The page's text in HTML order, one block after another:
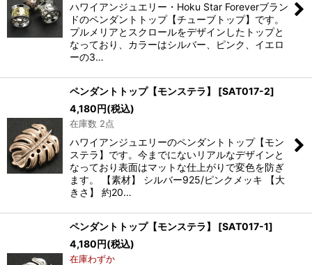
ハワイアンジュエリー・Hoku Star Foreverブラン
ドのペンダントトップ【チューブトップ】です。
プルメリアとスクロールをデザインしたトップと
なっており、カラーはシルバー、ピンク、イエロ
ーの3…
ペンダントトップ【モンステラ】 [SAT017-2]
4,180円(税込)
在庫数 2点
ハワイアンジュエリーのペンダントトップ【モン
ステラ】です。今までにないリアルなデザインと
なっており表面はマットな仕上がりで変色を防ぎ
ます。 【素材】 シルバー925/ピンクメッキ 【大
きさ】 約20…
ペンダントトップ【モンステラ】 [SAT017-1]
4,180円(税込)
在庫わずか